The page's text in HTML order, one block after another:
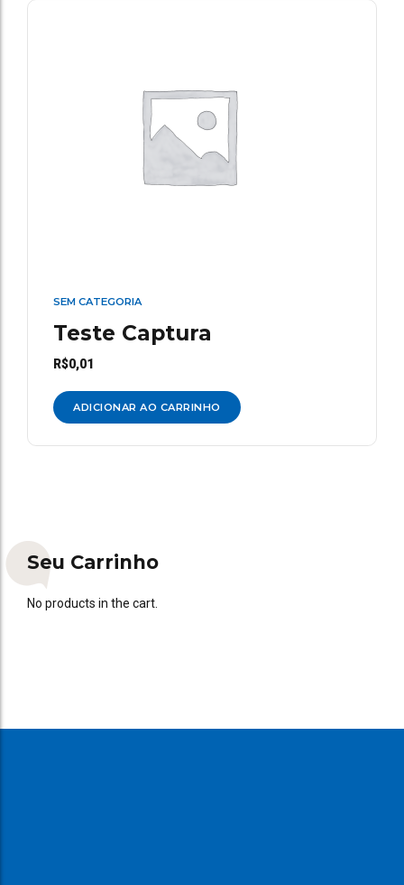
SEM CATEGORIA
Teste Captura
R$0,01
ADICIONAR AO CARRINHO
Seu Carrinho
No products in the cart.